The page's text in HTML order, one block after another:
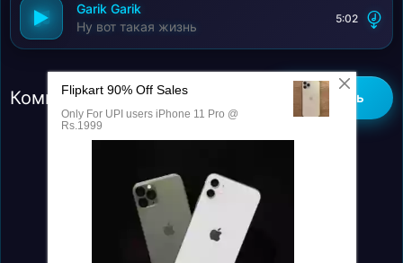
Garik Garik
Ну вот такая жизнь
5:02
Комментарии (0) Добавить